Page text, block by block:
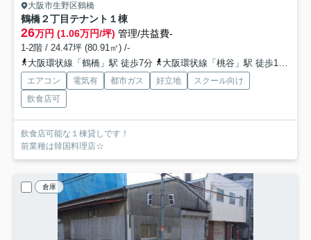
大阪市生野区鶴橋
鶴橋２丁目テナント １棟
26万円 (1.06万円/坪) 管理/共益費-
1-2階 / 24.47坪 (80.91㎡) /-
大阪環状線「鶴橋」駅 徒歩7分
大阪環状線「桃谷」駅 徒歩12分
エアコン 電気有 都市ガス 好立地
スクール向け
飲食店可
飲食店可能な１棟貸しです！
前業種は韓国料理店☆
倉庫